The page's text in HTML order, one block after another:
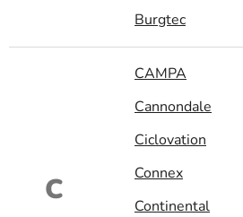
Burgtec
C
CAMPA
Cannondale
Ciclovation
Connex
Continental